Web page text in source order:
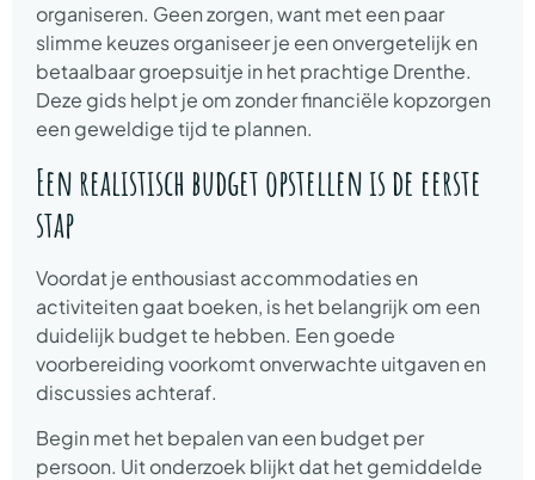
organiseren. Geen zorgen, want met een paar
slimme keuzes organiseer je een onvergetelijk en
betaalbaar groepsuitje in het prachtige Drenthe.
Deze gids helpt je om zonder financiële kopzorgen
een geweldige tijd te plannen.
Een realistisch budget opstellen is de eerste
stap
Voordat je enthousiast accommodaties en
activiteiten gaat boeken, is het belangrijk om een
duidelijk budget te hebben. Een goede
voorbereiding voorkomt onverwachte uitgaven en
discussies achteraf.
Begin met het bepalen van een budget per
persoon. Uit onderzoek blijkt dat het gemiddelde